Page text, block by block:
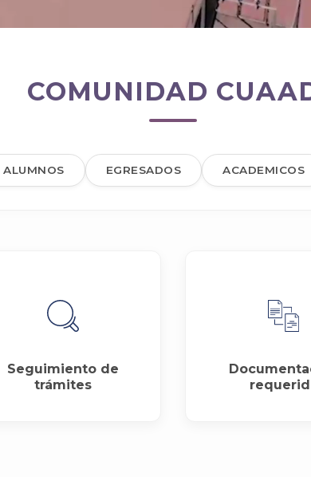
COMUNIDAD
ALUMNOS EGRESADOS ACADEMICOS
Seguimiento de
trámites